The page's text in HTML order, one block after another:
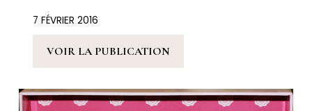
7 FÉVRIER 2016
VOIR LA PUBLICATION